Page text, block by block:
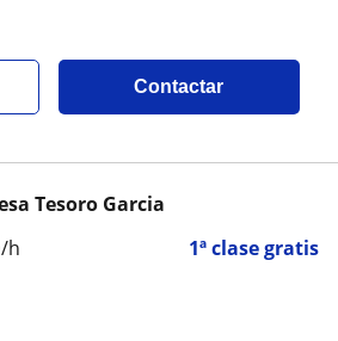
Contactar
/h 1ª clase gratis
Tesoro Garcia